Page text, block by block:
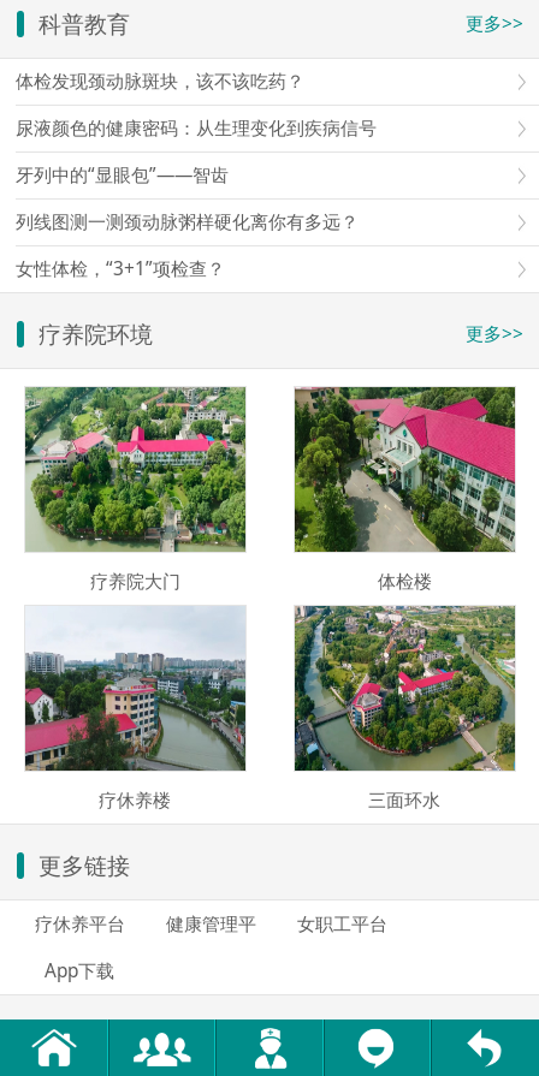
科普教育 更多>>
体检发现颈动脉斑块，该不该吃药？
尿液颜色的健康密码：从生理变化到疾病信号
牙列中的“显眼包”——智齿
列线图测一测颈动脉粥样硬化离你有多远？
女性体检，“3+1”项检查？
疗养院环境 更多>>
疗养院大门 体检楼
疗休养楼 三面环水
更多链接
疗休养平台 健康管理平
女职工平台
App下载